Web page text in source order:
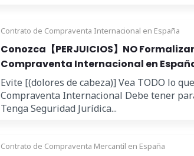
Contrato de Compraventa Internacional en España
Conozca【PERJUICIOS】NO
Compraventa Internacional en
Evite [(dolores de cabeza)] Vea TODO lo
Compraventa Internacional Debe tener
Tenga Seguridad Jurídica...
Contrato de Compraventa Mercantil en España